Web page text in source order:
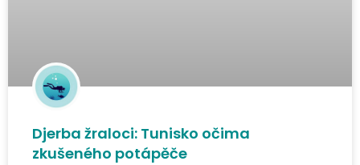
Djerba žraloci: Tunisko očima
zkušeného potápěče